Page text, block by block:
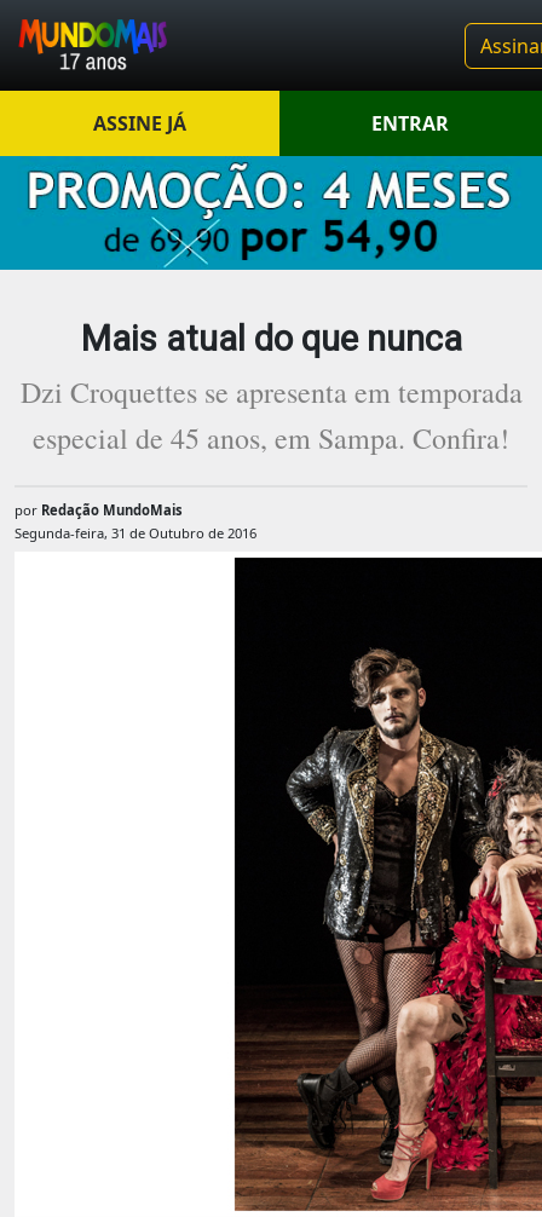
ASSINE JÁ ENTRAR
Mais atual do que nunca
Dzi Croquettes se apresenta em temporada
especial de 45 anos, em Sampa. Confira!
por Redação MundoMais
Segunda-feira, 31 de Outubro de 2016